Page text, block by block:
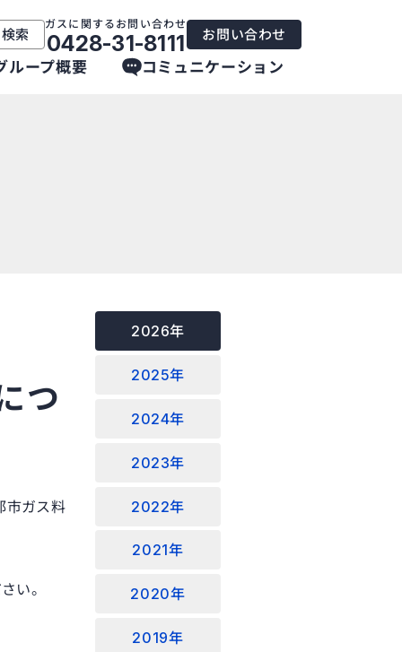
索
ガスに関するお問い合わせ
0428-31-8111 お問い合わせ
ループ概要 コミュニケーション
つ
市ガス料
い。
2026年
2025年
2024年
2023年
2022年
2021年
2020年
2019年